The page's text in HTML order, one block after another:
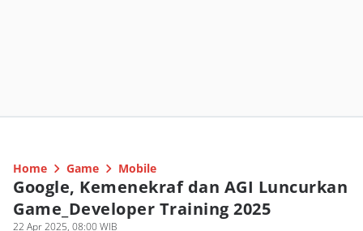
Home Game Mobile
Google, Kemenekraf dan AGI Luncurkan
Game_Developer Training 2025
22 Apr 2025, 08:00 WIB